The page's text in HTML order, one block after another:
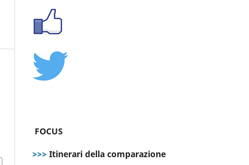
FOCUS
>>> Itinerari della comparazione